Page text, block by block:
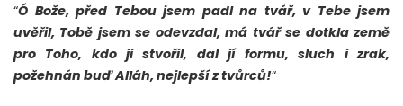
“Ó Bože, před Tebou jsem padl na tvář, v Tebe jsem
uvěřil, Tobě jsem se odevzdal, má tvář se dotkla země
pro Toho, kdo ji stvořil, dal jí formu, sluch i zrak,
požehnán buď Alláh, nejlepší z tvůrců!“